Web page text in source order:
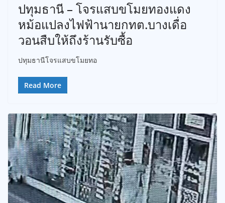
ปทุมธานี – โจรแสบขโมยทองแดง
หม้อแปลงไฟฟ้านายกทต.บางเดื่อ
วอนสืบให้ถึงร้านรับซื้อ
ปทุมธานีโจรแสบขโมยทอ
Read More